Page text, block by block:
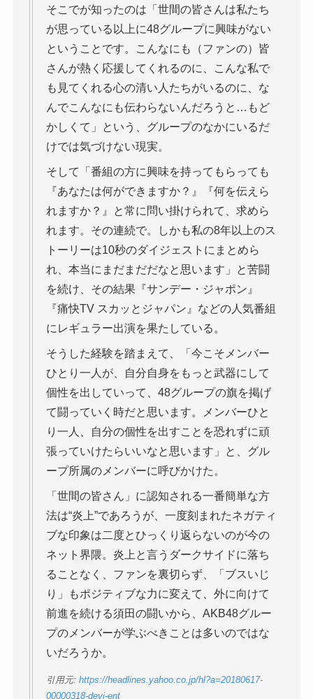
そこでが知ったのは「世間の皆さんは私たち
が思っている以上に48グループに興味がない
ということです。こんなにも（ファンの）皆
さんが熱く応援してくれるのに、こんな私で
も見てくれる心の清い人たちがいるのに、な
んでこんなにも伝わらないんだろうと…もど
かしくて」という、グループのなかにいるだ
けでは気づけない現実。
そして「番組の方に興味を持ってもらっても
『あなたは何ができますか？』『何を伝えら
れますか？』と常に問い掛けられて、求めら
れます。その連続で。しかも私の8年以上のス
トーリーは10秒のダイジェストにまとめら
れ、本当にまだまだだなと思います」と苦闘
を続け、その結果『サンデー・ジャポン』
『痛快TV スカッとジャパン』などの人気番組
にレギュラー出演を果たしている。
そうした経験を踏まえて、「今こそメンバー
ひとり一人が、自分自身をもっと武器にして
個性を出していって、48グループの旗を掲げ
て闘っていく時だと思います。メンバーひと
り一人、自分の個性を出すことを恐れずに頑
張っていけたらいいなと思います」と、グル
ープ所属のメンバーに呼びかけた。
「世間の皆さん」に認知される一番簡単な方
法は“炎上”であろうが、一度刻まれたネガティ
ブな印象は二度とひっくり返らないのが今の
ネット界隈。炎上と言うダークサイドに落ち
ることなく、ファンを裏切らず、「ブスいじ
り」もポジティブな力に変えて、外に向けて
前進を続ける須田の闘いから、AKB48グルー
プのメンバーが学ぶべきことは多いのではな
いだろうか。
引用元: https://headlines.yahoo.co.jp/hl?a=20180617-
00000318-devi-ent